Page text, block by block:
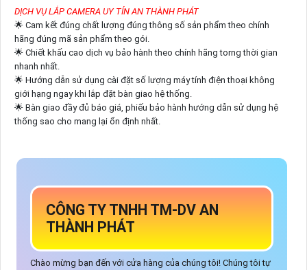
DỊCH VỤ LẮP CAMERA UY TÍN AN THÀNH PHÁT
🌟 Cam kết đúng chất lượng đúng thông số sản phẩm theo chính
hãng đúng mã sản phẩm theo gói.
🌟 Chiết khấu cao dịch vụ bảo hành theo chính hãng torng thời gian
nhanh nhất.
🌟 Hướng dẫn sử dụng cài đặt số lượng máy tính điện thoại không
giới hạng ngay khi lắp đặt bàn giao hệ thống.
🌟 Bàn giao đầy đủ báo giá, phiếu bảo hành hướng dẫn sử dụng hệ
thống sao cho mang lại ổn định nhất.
CÔNG TY TNHH TM-DV AN
THÀNH PHÁT
Chào mừng bạn đến với cửa hàng của chúng tôi! Chúng tôi tự